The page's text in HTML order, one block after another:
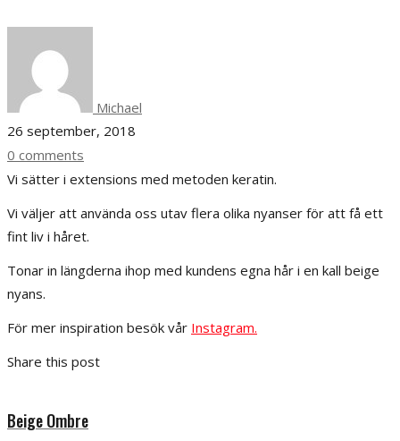
Michael
26 september, 2018
0 comments
Vi sätter i extensions med metoden keratin.
Vi väljer att använda oss utav flera olika nyanser för att få ett
fint liv i håret.
Tonar in längderna ihop med kundens egna hår i en kall beige
nyans.
För mer inspiration besök vår Instagram.
Share this post
Beige Ombre